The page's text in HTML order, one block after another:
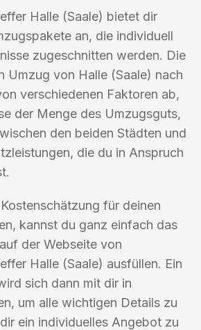
Halle (Saale) bietet dir
an, die individuell
zugeschnitten werden. Die
Umzug von Halle (Saale) nach
verschiedenen Faktoren ab,
der Menge des Umzugsguts,
den beiden Städten und
die du in Anspruch
für deinen
kannst du ganz einfach das
der Webseite von
Halle (Saale) ausfüllen. Ein
sich dann mit dir in
um alle wichtigen Details zu
ein individuelles Angebot zu